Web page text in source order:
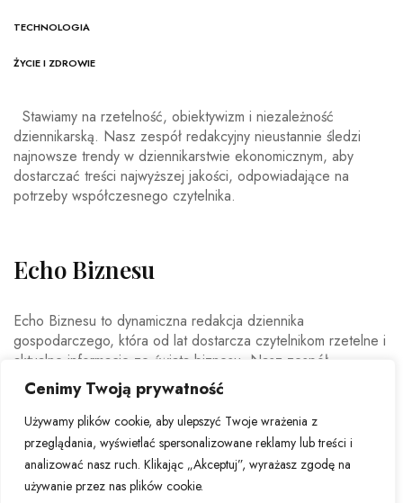
Cenimy Twoją prywatność
Używamy plików cookie, aby ulepszyć Twoje wrażenia z
przeglądania, wyświetlać spersonalizowane reklamy lub treści i
analizować nasz ruch. Klikając „Akceptuj”, wyrażasz zgodę na
używanie przez nas plików cookie.
TECHNOLOGIA
ŻYCIE I ZDROWIE
Stawiamy na rzetelność, obiektywizm i niezależność
dziennikarską. Nasz zespół redakcyjny nieustannie śledzi
najnowsze trendy w dziennikarstwie ekonomicznym, aby
dostarczać treści najwyższej jakości, odpowiadające na
potrzeby współczesnego czytelnika.
Echo Biznesu
Echo Biznesu to dynamiczna redakcja dziennika
gospodarczego, która od lat dostarcza czytelnikom rzetelne i
aktualne informacje ze świata biznesu. Nasz zespół
doświadczonych dziennikarzy i ekspertów ekonomicznych
codziennie analizuje najważniejsze wydarzenia rynkowe,
trendy gospodarcze oraz decyzje mające wpływ na polską i
światową ekonomię.